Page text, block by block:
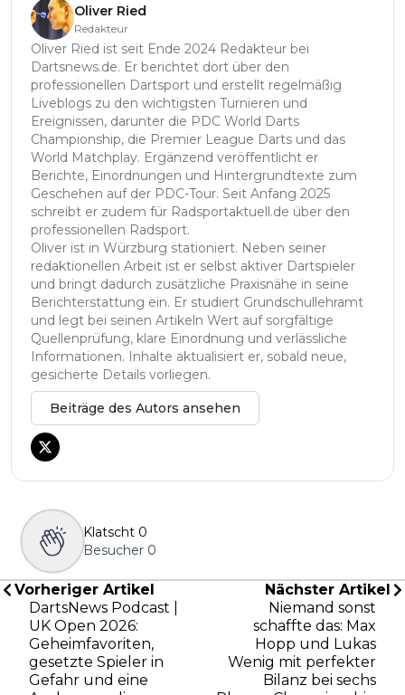
Oliver Ried
Redakteur
Oliver Ried ist seit Ende 2024 Redakteur bei
Dartsnews.de. Er berichtet dort über den
professionellen Dartsport und erstellt regelmäßig
Liveblogs zu den wichtigsten Turnieren und
Ereignissen, darunter die PDC World Darts
Championship, die Premier League Darts und das
World Matchplay. Ergänzend veröffentlicht er
Berichte, Einordnungen und Hintergrundtexte zum
Geschehen auf der PDC-Tour. Seit Anfang 2025
schreibt er zudem für Radsportaktuell.de über den
professionellen Radsport.
Oliver ist in Würzburg stationiert. Neben seiner
redaktionellen Arbeit ist er selbst aktiver Dartspieler
und bringt dadurch zusätzliche Praxisnähe in seine
Berichterstattung ein. Er studiert Grundschullehramt
und legt bei seinen Artikeln Wert auf sorgfältige
Quellenprüfung, klare Einordnung und verlässliche
Informationen. Inhalte aktualisiert er, sobald neue,
gesicherte Details vorliegen.
Beiträge des Autors ansehen
Klatscht 0
Besucher 0
Vorheriger Artikel
DartsNews Podcast |
UK Open 2026:
Geheimfavoriten,
gesetzte Spieler in
Gefahr und eine
Nächster Artikel
Niemand sonst
schaffte das: Max
Hopp und Lukas
Wenig mit perfekter
Bilanz bei sechs